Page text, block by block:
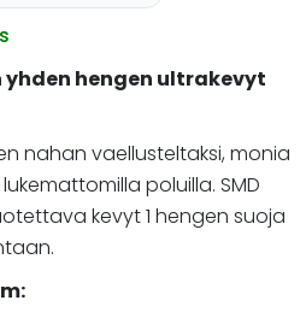
yhden hengen ultrakevyt
nahan vaellusteltaksi, monia
poluilla. SMD
kevyt 1 hengen suoja